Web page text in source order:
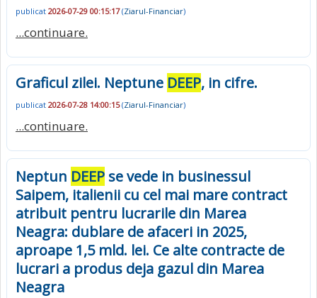
publicat 2026-07-29 00:15:17(Ziarul-Financiar)
...continuare.
Graficul zilei. Neptune DEEP, in cifre.
publicat 2026-07-28 14:00:15(Ziarul-Financiar)
...continuare.
Neptun DEEP se vede in businessul
Saipem, italienii cu cel mai mare contract
atribuit pentru lucrarile din Marea
Neagra: dublare de afaceri in 2025,
aproape 1,5 mld. lei. Ce alte contracte de
lucrari a produs deja gazul din Marea
Neagra